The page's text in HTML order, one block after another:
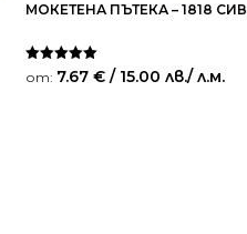
МОКЕТЕНА ПЪТЕКА – 1818 СИВ
Оценено на
5.00
от: 7.67 € / 15.00 лв./ л.м.